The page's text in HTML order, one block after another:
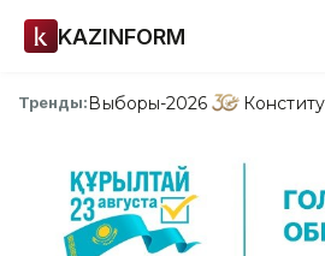
KAZINFORM
Тренды:Выборы-2026